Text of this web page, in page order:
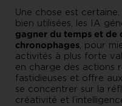
Une chose est certaine,
bien utilisées, les IA
gagner du temps et de
chronophages, pour
activités à plus forte
en charge des actions
fastidieuses et offre
se concentrer sur la
créativité et